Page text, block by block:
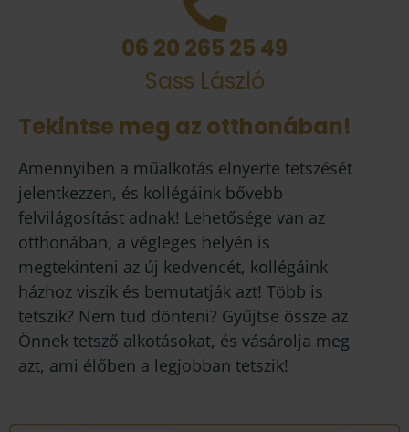
06 20 265 25 49
Sass László
Tekintse meg az otthonában!
Amennyiben a műalkotás elnyerte tetszését
jelentkezzen, és kollégáink bővebb
felvilágosítást adnak! Lehetősége van az
otthonában, a végleges helyén is
megtekinteni az új kedvencét, kollégáink
házhoz viszik és bemutatják azt! Több is
tetszik? Nem tud dönteni? Gyűjtse össze az
Önnek tetsző alkotásokat, és vásárolja meg
azt, ami élőben a legjobban tetszik!